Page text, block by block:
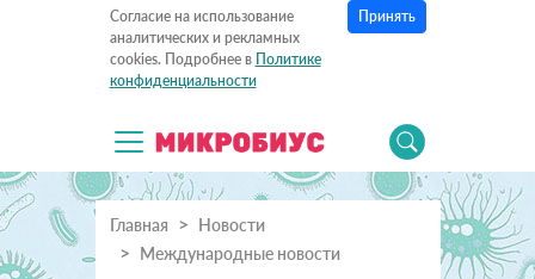
Согласие на использование
аналитических и рекламных
cookies. Подробнее в Политике
конфиденциальности
Принять
Главная
Новости
Международные новости